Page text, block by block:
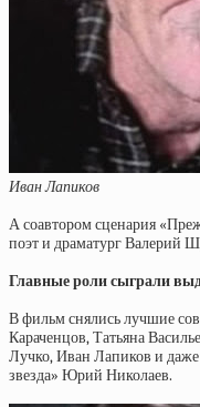
Иван Лапиков
А соавтором сценария
поэт и драматург Валерий
Главные роли сыграли
В фильм снялись лучшие
Караченцов, Татьяна
Лучко, Иван Лапиков и
звезда» Юрий Николаев.